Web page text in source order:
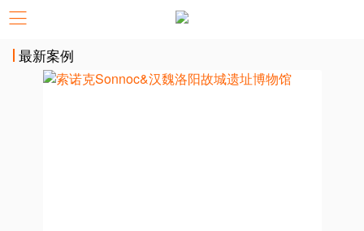
最新案例